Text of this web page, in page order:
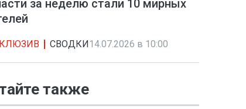
за неделю стали 10 мирных
СВОДКИ 14.07.2026 в 10:00
также